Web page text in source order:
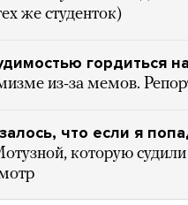
же студенток)
гордиться
из-за мемов.
что если я
которую